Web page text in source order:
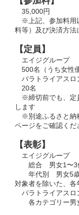
35,000円
※上記、参加料用
料等）及び決済方法
【定員】
エイジグループ
500名（うち女性
パラトライアスロ
20名
※締切前でも、定
します
※別途ふるさと納
ページをご確認くだ
【表彰】
エイジグループ
総合 男⼥1〜3
年代別 男⼥5歳
対象者を除いた、各
パラトライアスロ
各カテゴリー男